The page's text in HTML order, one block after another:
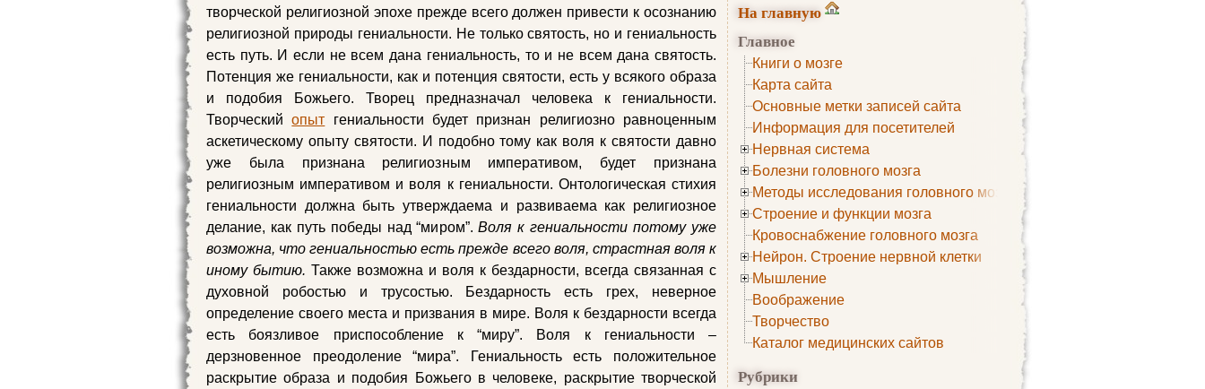
На главную
Главное
Книги о мозге
Карта сайта
Основные метки записей сайта
Информация для посетителей
Нервная система
Болезни головного мозга
Методы исследования головного мозга
Строение и функции мозга
Кровоснабжение головного мозга
Нейрон. Строение нервной клетки
Мышление
Воображение
Творчество
Каталог медицинских сайтов
Рубрики
творческой религиозной эпохе прежде всего должен привести к осознанию
религиозной природы гениальности. Не только святость, но и гениальность
есть путь. И если не всем дана гениальность, то и не всем дана святость.
Потенция же гениальности, как и потенция святости, есть у всякого образа
и подобия Божьего. Творец предназначал человека к гениальности.
Творческийопыт гениальности будет признан религиозно равноценным
аскетическому опыту святости. И подобно тому как воля к святости давно
уже была признана религиозным императивом, будет признана
религиозным императивом и воля к гениальности. Онтологическая стихия
гениальности должна быть утверждаема и развиваема как религиозное
делание, как путь победы над “миром”.Воля к гениальности потому уже
возможна, что гениальностью есть прежде всего воля, страстная воля к
иному бытию. Также возможна и воля к бездарности, всегда связанная с
духовной робостью и трусостью. Бездарность есть грех, неверное
определение своего места и призвания в мире. Воля к бездарности всегда
есть боязливое приспособление к “миру”. Воля к гениальности –
дерзновенное преодоление “мира”. Гениальность есть положительное
раскрытие образа и подобия Божьего в человеке, раскрытие творческой